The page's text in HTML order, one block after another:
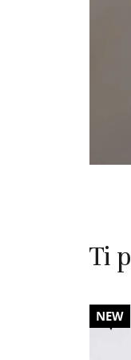
Ti
20%
NEW